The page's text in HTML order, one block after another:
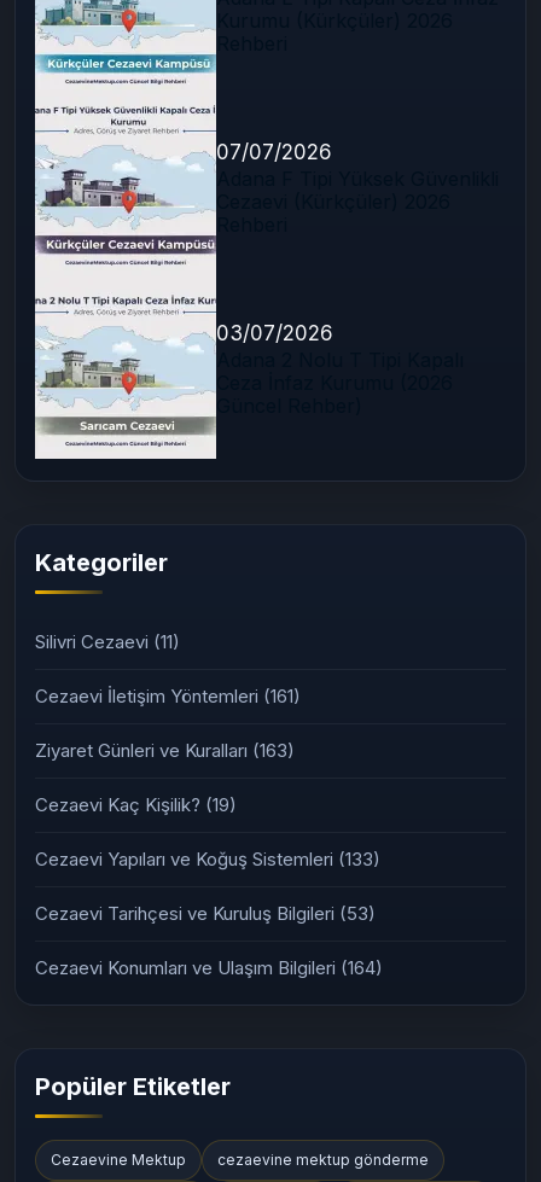
07/07/2026
03/07/2026
Kategoriler
Silivri Cezaevi (11)
Cezaevi İletişim Yöntemleri (161)
Ziyaret Günleri ve Kuralları (163)
Cezaevi Kaç Kişilik? (19)
Cezaevi Yapıları ve Koğuş Sistemleri (133)
Cezaevi Tarihçesi ve Kuruluş Bilgileri (53)
Cezaevi Konumları ve Ulaşım Bilgileri (164)
Popüler Etiketler
Cezaevine Mektup cezaevine mektup gönderme